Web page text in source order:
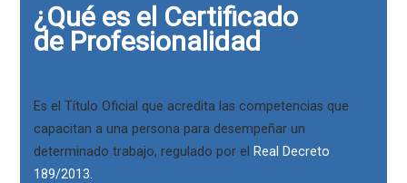
¿Qué es el Certificado
de Profesionalidad
Es el Título Oficial que acredita las competencias que
capacitan a una persona para desempeñar un
determinado trabajo, regulado por el
Real Decreto
189/2013.